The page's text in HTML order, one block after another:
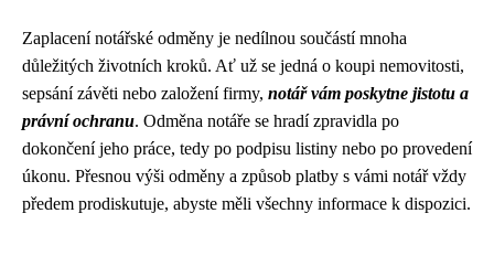
Zaplacení notářské odměny je nedílnou součástí mnoha
důležitých životních kroků. Ať už se jedná o koupi nemovitosti,
sepsání závěti nebo založení firmy, notář vám poskytne jistotu a
právní ochranu. Odměna notáře se hradí zpravidla po
dokončení jeho práce, tedy po podpisu listiny nebo po provedení
úkonu. Přesnou výši odměny a způsob platby s vámi notář vždy
předem prodiskutuje, abyste měli všechny informace k dispozici.